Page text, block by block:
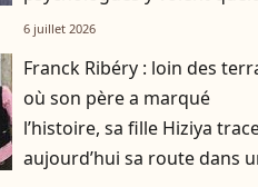
chose de bien plus profond.
6 juillet 2026
Franck Ribéry : loin des
où son père a marqué
l’histoire, sa fille Hiziya
aujourd’hui sa route dans